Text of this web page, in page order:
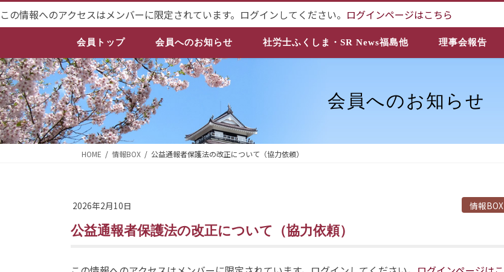
ン
ン
ツ
へ
ス
キ
ッ
ビ
ー
シ
ョ
ン
に
移
この情報へのアクセスはメンバーに限定されています。ログインしてください。 ログインページはこちら
会員トップ 会員へのお知らせ 社労士ふくしま・SR News福島他 理事会報告
会員へのお知らせ
HOME 情報BOX 公益通報者保護法の改正について（協力依頼）
2026年2月10日 情報BOX
公益通報者保護法の改正について（協力依頼）